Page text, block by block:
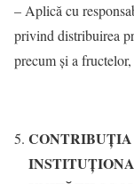
– Aplică cu
privind distribuirea
precum și a